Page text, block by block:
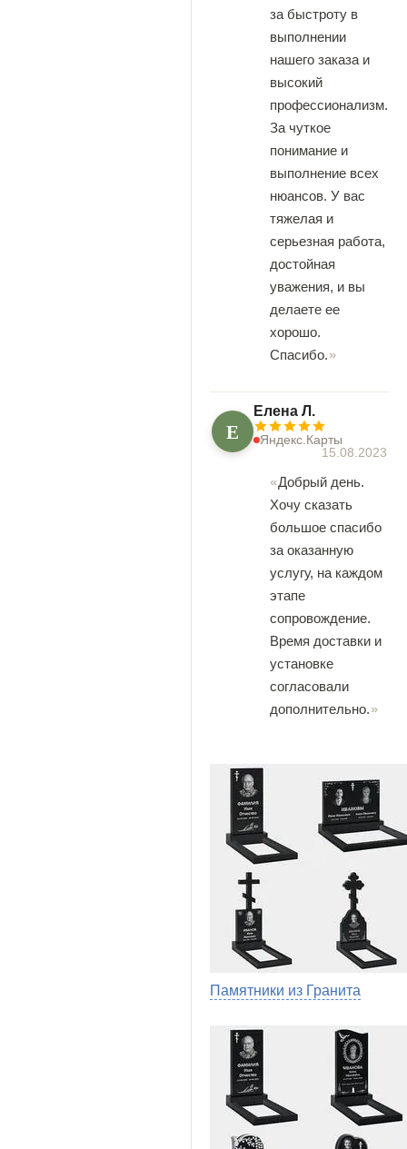
за быстроту в
выполнении
нашего заказа и
высокий
профессионализм.
За чуткое
понимание и
выполнение всех
нюансов. У вас
тяжелая и
серьезная работа,
достойная
уважения, и вы
делаете ее
хорошо.
Спасибо.
Е
Елена Л.
Яндекс.Карты
15.08.2023
Добрый день.
Хочу сказать
большое спасибо
за оказанную
услугу, на каждом
этапе
сопровождение.
Время доставки и
установке
согласовали
дополнительно.
Памятники из Гранита